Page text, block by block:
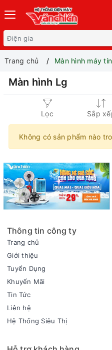
Trang chủ Màn hình máy
Màn hình Lg
Lọc Sắp
Không có sản phẩm nào
Thông tin công ty
Trang chủ
Giới thiệu
Tuyển Dụng
Khuyến Mãi
Tin Tức
Liên hệ
Hệ Thống Siêu Thị